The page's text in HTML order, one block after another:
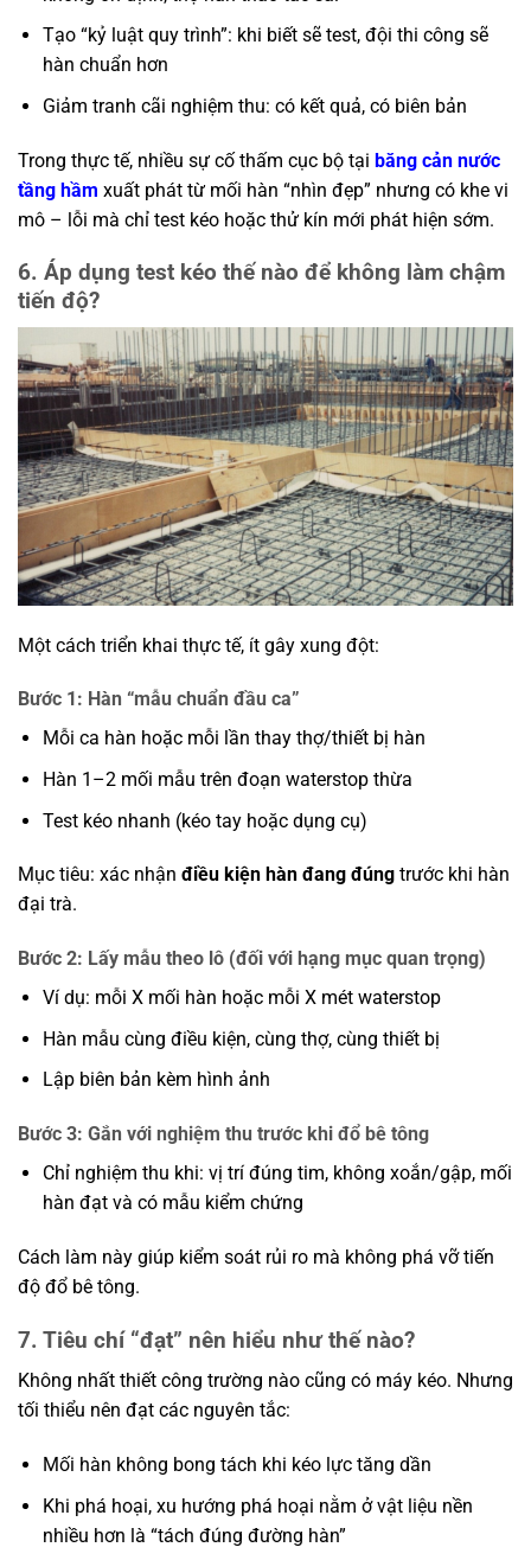
Tạo “kỷ luật quy trình”: khi biết sẽ test, đội thi công sẽ
hàn chuẩn hơn
Giảm tranh cãi nghiệm thu: có kết quả, có biên bản
Trong thực tế, nhiều sự cố thấm cục bộ tại băng cản nước
tầng hầm xuất phát từ mối hàn “nhìn đẹp” nhưng có khe vi
mô – lỗi mà chỉ test kéo hoặc thử kín mới phát hiện sớm.
6. Áp dụng test kéo thế nào để không làm chậm
tiến độ?
Một cách triển khai thực tế, ít gây xung đột:
Bước 1: Hàn “mẫu chuẩn đầu ca”
Mỗi ca hàn hoặc mỗi lần thay thợ/thiết bị hàn
Hàn 1–2 mối mẫu trên đoạn waterstop thừa
Test kéo nhanh (kéo tay hoặc dụng cụ)
Mục tiêu: xác nhận điều kiện hàn đang đúng trước khi hàn
đại trà.
Bước 2: Lấy mẫu theo lô (đối với hạng mục quan trọng)
Ví dụ: mỗi X mối hàn hoặc mỗi X mét waterstop
Hàn mẫu cùng điều kiện, cùng thợ, cùng thiết bị
Lập biên bản kèm hình ảnh
Bước 3: Gắn với nghiệm thu trước khi đổ bê tông
Chỉ nghiệm thu khi: vị trí đúng tim, không xoắn/gập, mối
hàn đạt và có mẫu kiểm chứng
Cách làm này giúp kiểm soát rủi ro mà không phá vỡ tiến
độ đổ bê tông.
7. Tiêu chí “đạt” nên hiểu như thế nào?
Không nhất thiết công trường nào cũng có máy kéo. Nhưng
tối thiểu nên đạt các nguyên tắc:
Mối hàn không bong tách khi kéo lực tăng dần
Khi phá hoại, xu hướng phá hoại nằm ở vật liệu nền
nhiều hơn là “tách đúng đường hàn”